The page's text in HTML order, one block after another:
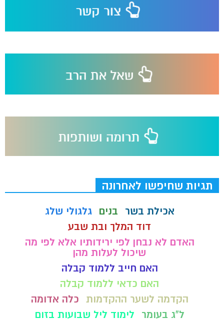
תגיות שחיפשו לאחרונה
אכילת בשר בנים
גלגולי שלג
דוד המלך ובת שבע
האדם לא נבחן לפי ירידותיו אלא לפי מה
שיכול לעלות מהן
האם חייב ללמוד קבלה
האם כדאי ללמוד קבלה
הקדמה לשער ההקדמות כלה אדומה
ל"ג בעומר
לימוד ליל שבועות בזום